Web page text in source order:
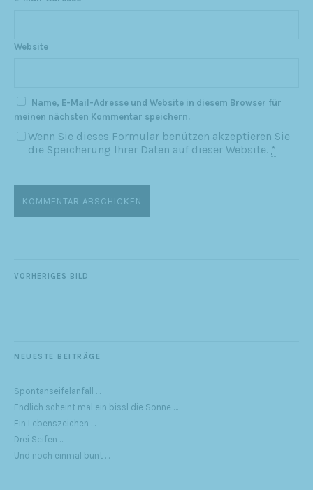
Website
Name, E-Mail-Adresse und Website in diesem Browser für
meinen nächsten Kommentar speichern.
Wenn Sie dieses Formular benützen akzeptieren Sie
die Speicherung Ihrer Daten auf dieser Website. *
VORHERIGES BILD
NEUESTE BEITRÄGE
Spontanseifelanfall …
Endlich scheint mal ein bissl die Sonne …
Ein Lebenszeichen …
Drei Seifen …
Und noch einmal bunt …